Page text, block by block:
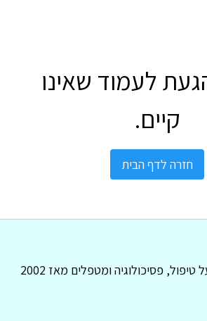
לעמוד שאינו
קיים.
חזרה לדף הבית
פסיכולוגיה ומטפלים מאז 2002